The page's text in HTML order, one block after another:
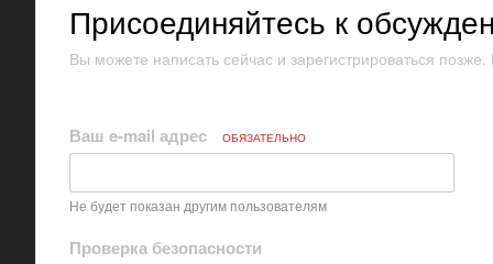
Присоединяйтесь к
Вы можете написать сейчас и зарегистрироваться позже.
Ваш e-mail адрес ОБЯЗАТЕЛЬНО
Не будет показан другим пользователям
Проверка безопасности